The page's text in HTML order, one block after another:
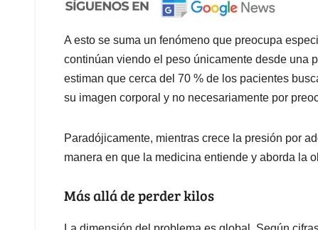
A esto se suma un fenómeno que preocupa
continúan viendo el peso únicamente desde una
estiman que cerca del 70 % de los pacientes
su imagen corporal y no necesariamente por
Paradójicamente, mientras crece la presión por
manera en que la medicina entiende y aborda la
Más allá de perder kilos